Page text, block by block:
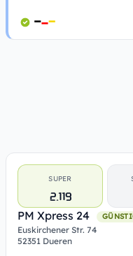
SUPER
2.119
PM Xpress 24
Euskirchener Str. 74
52351 Dueren